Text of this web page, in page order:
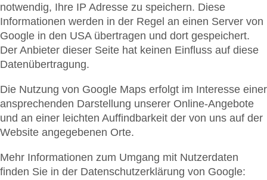
notwendig, Ihre IP Adresse zu speichern. Diese
Informationen werden in der Regel an einen Server von
Google in den USA übertragen und dort gespeichert.
Der Anbieter dieser Seite hat keinen Einfluss auf diese
Datenübertragung.
Die Nutzung von Google Maps erfolgt im Interesse einer
ansprechenden Darstellung unserer Online-Angebote
und an einer leichten Auffindbarkeit der von uns auf der
Website angegebenen Orte.
Mehr Informationen zum Umgang mit Nutzerdaten
finden Sie in der Datenschutzerklärung von Google: